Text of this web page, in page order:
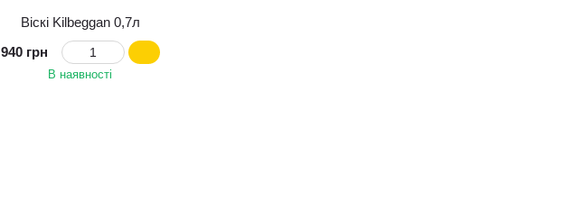
Віскі Kilbeggan 0,7л
940 грн
В наявності